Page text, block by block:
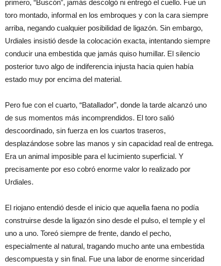
primero, “Buscón”, jamás descolgó ni entregó el cuello. Fue un
toro montado, informal en los embroques y con la cara siempre
arriba, negando cualquier posibilidad de ligazón. Sin embargo,
Urdiales insistió desde la colocación exacta, intentando siempre
conducir una embestida que jamás quiso humillar. El silencio
posterior tuvo algo de indiferencia injusta hacia quien había
estado muy por encima del material.
Pero fue con el cuarto, “Batallador”, donde la tarde alcanzó uno
de sus momentos más incomprendidos. El toro salió
descoordinado, sin fuerza en los cuartos traseros,
desplazándose sobre las manos y sin capacidad real de entrega.
Era un animal imposible para el lucimiento superficial. Y
precisamente por eso cobró enorme valor lo realizado por
Urdiales.
El riojano entendió desde el inicio que aquella faena no podía
construirse desde la ligazón sino desde el pulso, el temple y el
uno a uno. Toreó siempre de frente, dando el pecho,
especialmente al natural, tragando mucho ante una embestida
descompuesta y sin final. Fue una labor de enorme sinceridad